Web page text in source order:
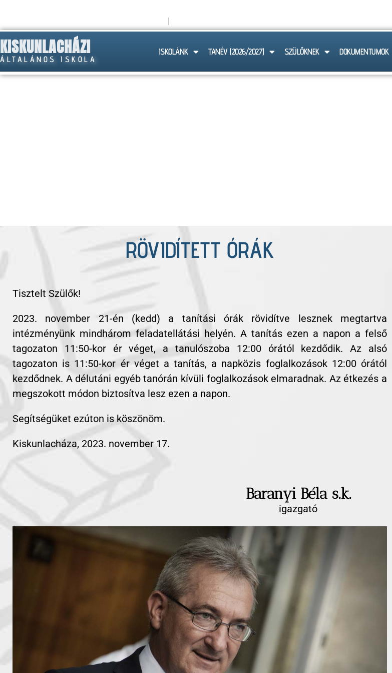
KISKUNLACHÁZI
ÁLTALÁNOS ISKOLA
ISKOLÁNK TANÉV (2026/2027) SZÜLŐKNEK DOKUMENTUMOK
RÖVIDÍTETT ÓRÁK
Tisztelt Szülők!
2023. november 21-én (kedd) a tanítási órák rövidítve lesznek megtartva
intézményünk mindhárom feladatellátási helyén. A tanítás ezen a napon a felső
tagozaton 11:50-kor ér véget, a tanulószoba 12:00 órától kezdődik. Az alsó
tagozaton is 11:50-kor ér véget a tanítás, a napközis foglalkozások 12:00 órától
kezdődnek. A délutáni egyéb tanórán kívüli foglalkozások elmaradnak. Az étkezés a
megszokott módon biztosítva lesz ezen a napon.
Segítségüket ezúton is köszönöm.
Kiskunlacháza, 2023. november 17.
Baranyi Béla s.k.
igazgató